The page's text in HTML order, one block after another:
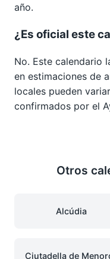
año.
¿Es oficial este
No. Este calendario
en estimaciones de
locales pueden
confirmados por el
Otros
Alcúdia
Ciutadella de